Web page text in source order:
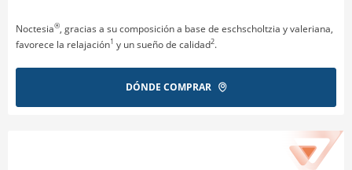
Noctesia®, gracias a su composición a base de eschscholtzia y valeriana,
favorece la relajación1 y un sueño de calidad2.
DÓNDE COMPRAR